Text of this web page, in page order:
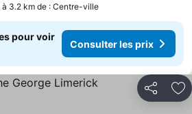
à 3.2 km de : Centre-ville
pour voir
Consulter les prix
Partager